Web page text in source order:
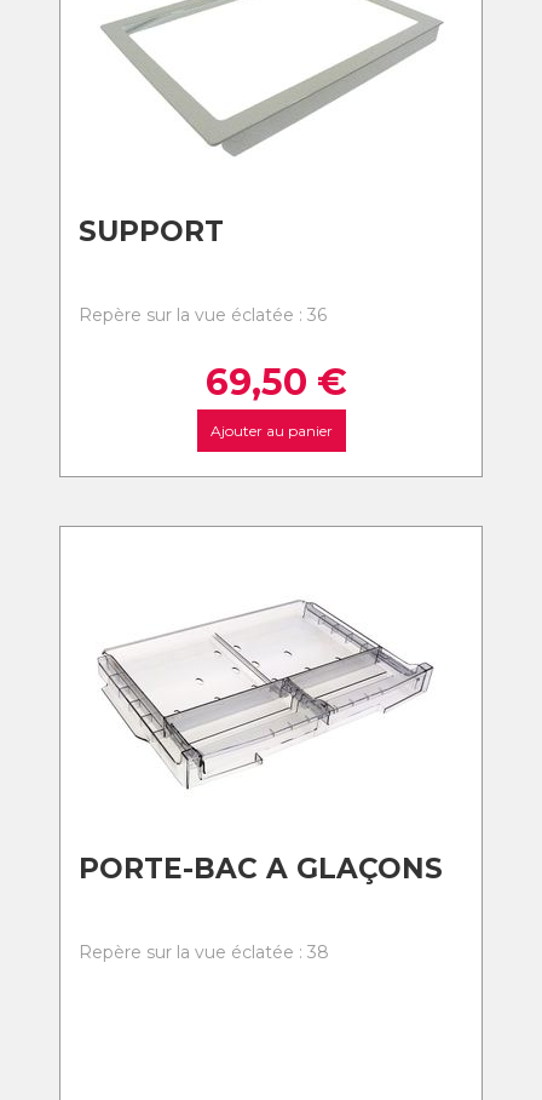
SUPPORT
Repère sur la vue éclatée : 36
69,50 €
Ajouter au panier
PORTE-BAC A GLAÇONS
Repère sur la vue éclatée : 38